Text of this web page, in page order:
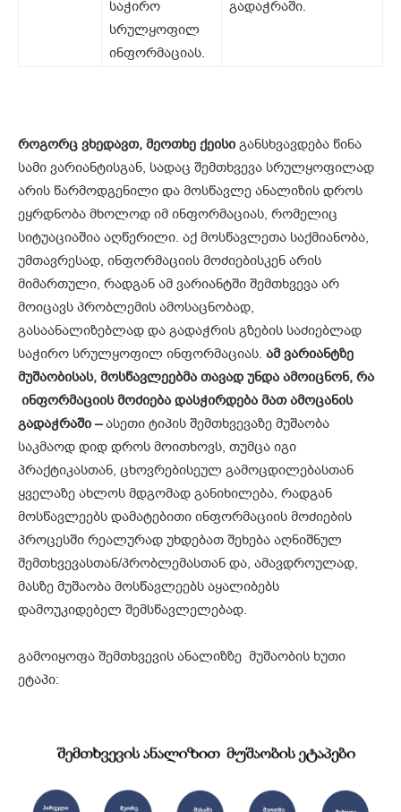
საჭირო
სრულყოფილ
ინფორმაციას.
გადაჭრაში.
როგორც ვხედავთ, მეოთხე ქეისი განსხვავდება წინა
სამი ვარიანტისგან, სადაც შემთხვევა სრულყოფილად
არის წარმოდგენილი და მოსწავლე ანალიზის დროს
ეყრდნობა მხოლოდ იმ ინფორმაციას, რომელიც
სიტუაციაშია აღწერილი. აქ მოსწავლეთა საქმიანობა,
უმთავრესად, ინფორმაციის მოძიებისკენ არის
მიმართული, რადგან ამ ვარიანტში შემთხვევა არ
მოიცავს პრობლემის ამოსაცნობად,
გასაანალიზებლად და გადაჭრის გზების საძიებლად
საჭირო სრულყოფილ ინფორმაციას. ამ ვარიანტზე
მუშაობისას, მოსწავლეებმა თავად უნდა ამოიცნონ, რა
ინფორმაციის მოძიება დასჭირდება მათ ამოცანის
გადაჭრაში –ასეთი ტიპის შემთხვევაზე მუშაობა
საკმაოდ დიდ დროს მოითხოვს, თუმცა იგი
პრაქტიკასთან, ცხოვრებისეულ გამოცდილებასთან
ყველაზე ახლოს მდგომად განიხილება, რადგან
მოსწავლეებს დამატებითი ინფორმაციის მოძიების
პროცესში რეალურად უხდებათ შეხება აღნიშნულ
შემთხვევასთან/პრობლემასთან და, ამავდროულად,
მასზე მუშაობა მოსწავლეებს აყალიბებს
დამოუკიდებელ შემსწავლელებად.
გამოიყოფა შემთხვევის ანალიზზე მუშაობის ხუთი
ეტაპი: